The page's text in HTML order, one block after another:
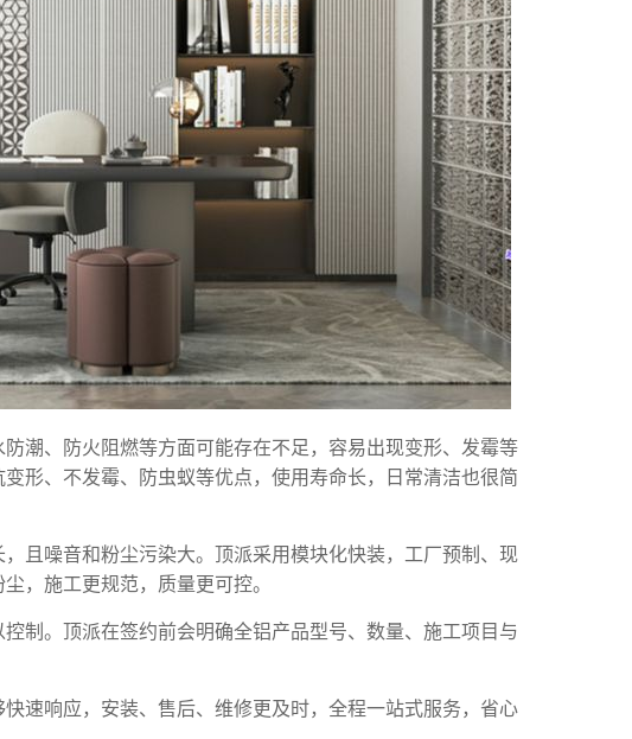
潮、防火阻燃等方面可能存在不足，容易出现变形、发霉等
形、不发霉、防虫蚁等优点，使用寿命长，日常清洁也很简
且噪音和粉尘污染大。顶派采用模块化快装，工厂预制、现
，施工更规范，质量更可控。
制。顶派在签约前会明确全铝产品型号、数量、施工项目与
速响应，安装、售后、维修更及时，全程一站式服务，省心